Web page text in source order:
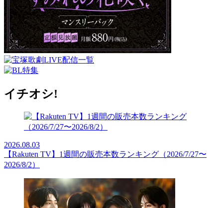
イチオシ!
2026.08.03
【Rakuten TV】1週間の販売本数ランキング（2026/7/27〜
2026/8/2）